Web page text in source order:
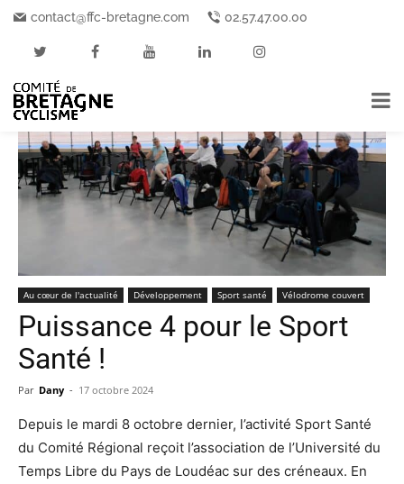
contact@ffc-bretagne.com 02.57.47.00.00
Accueil Au cœur de l'actualité
Au cœur de l'actualité Développement Sport santé Vélodrome couvert
Puissance 4 pour le Sport
Santé !
Par Dany - 17 octobre 2024
Depuis le mardi 8 octobre dernier, l’activité Sport Santé
du Comité Régional reçoit l’association de l’Université du
Temps Libre du Pays de Loudéac sur des créneaux. En